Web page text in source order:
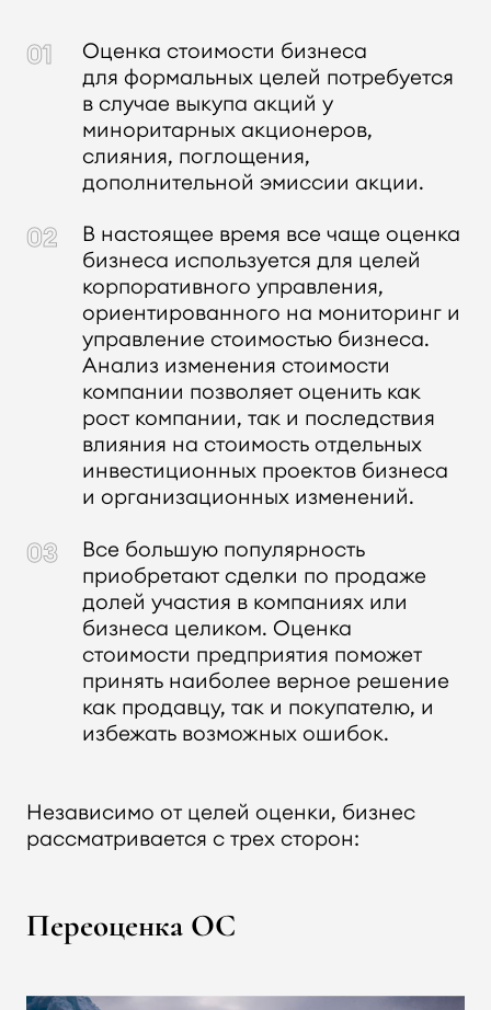
Оценка стоимости бизнеса
для формальных целей потребуется
в случае выкупа акций у
миноритарных акционеров,
слияния, поглощения,
дополнительной эмиссии акции.
В настоящее время все чаще оценка
бизнеса используется для целей
корпоративного управления,
ориентированного на мониторинг и
управление стоимостью бизнеса.
Анализ изменения стоимости
компании позволяет оценить как
рост компании, так и последствия
влияния на стоимость отдельных
инвестиционных проектов бизнеса
и организационных изменений.
Все большую популярность
приобретают сделки по продаже
долей участия в компаниях или
бизнеса целиком. Оценка
стоимости предприятия поможет
принять наиболее верное решение
как продавцу, так и покупателю, и
избежать возможных ошибок.
Независимо от целей оценки, бизнес
рассматривается с трех сторон:
Переоценка ОС